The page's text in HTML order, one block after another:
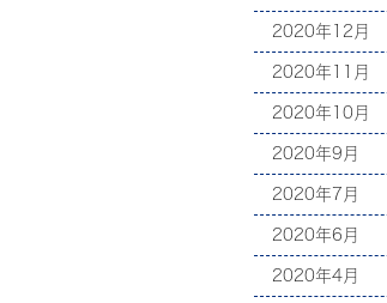
2020年12月
2020年11月
2020年10月
2020年9月
2020年7月
2020年6月
2020年4月